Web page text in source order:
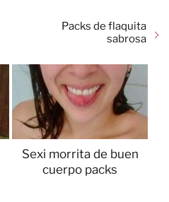
Packs de flaquita
sabrosa
Sexi morrita de buen
cuerpo packs